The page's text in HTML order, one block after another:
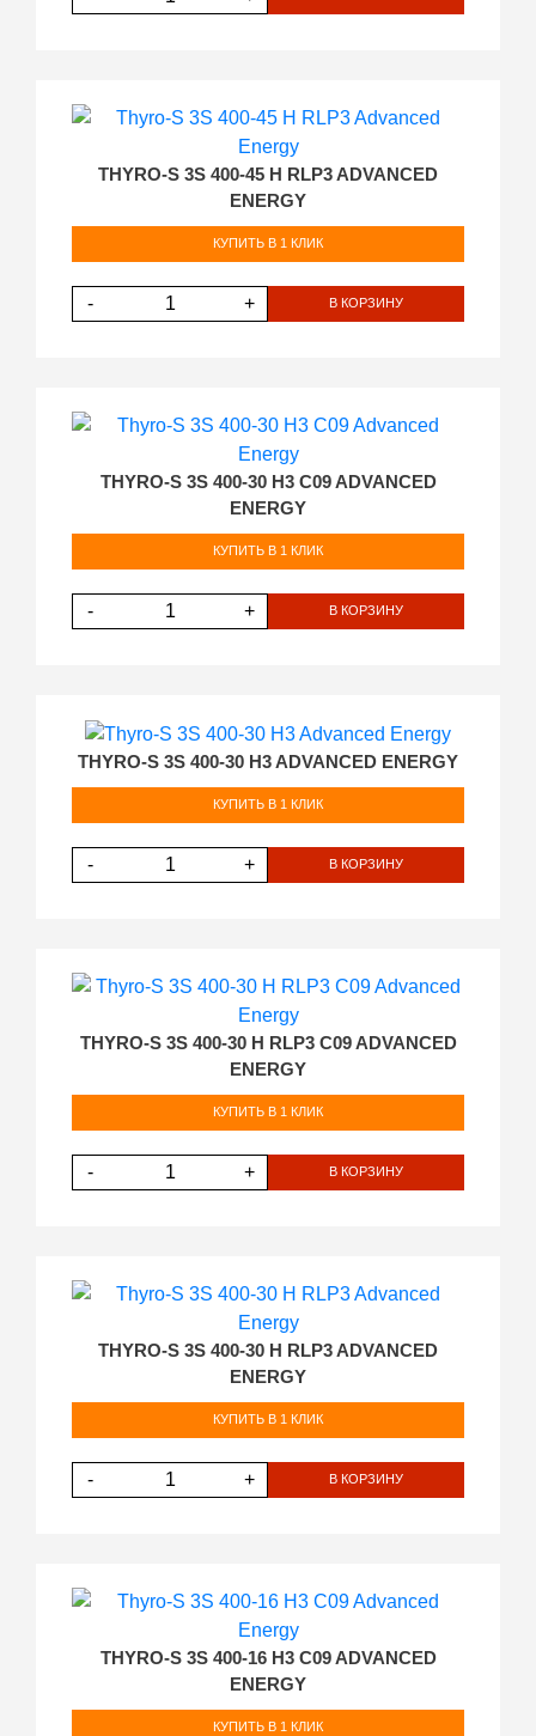
THYRO-S 3S 400-45 H RLP3 ADVANCED
ENERGY
КУПИТЬ В 1 КЛИК
- + В КОРЗИНУ
THYRO-S 3S 400-30 H3 C09 ADVANCED
ENERGY
КУПИТЬ В 1 КЛИК
- + В КОРЗИНУ
THYRO-S 3S 400-30 H3 ADVANCED ENERGY
КУПИТЬ В 1 КЛИК
- + В КОРЗИНУ
THYRO-S 3S 400-30 H RLP3 C09 ADVANCED
ENERGY
КУПИТЬ В 1 КЛИК
- + В КОРЗИНУ
THYRO-S 3S 400-30 H RLP3 ADVANCED
ENERGY
КУПИТЬ В 1 КЛИК
- + В КОРЗИНУ
THYRO-S 3S 400-16 H3 C09 ADVANCED
ENERGY
КУПИТЬ В 1 КЛИК